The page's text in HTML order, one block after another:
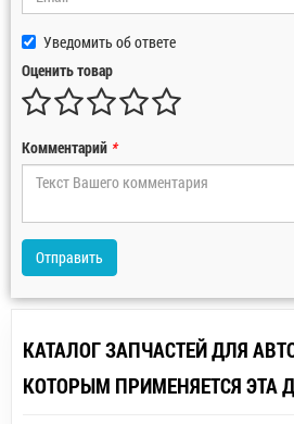
Уведомить об ответе
Оценить товар
Комментарий *
Отправить
КАТАЛОГ ЗАПЧАСТЕЙ ДЛЯ
КОТОРЫМ ПРИМЕНЯЕТСЯ ЭТА